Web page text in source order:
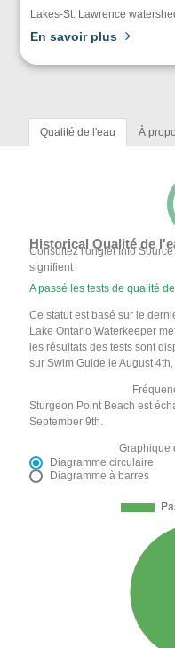
Lakes-St. Lawrence
En savoir plus
Qualité de l'eau À
Historical Qualité de
Consultez l'onglet Info
signifient
A passé les tests de qualité
Ce statut est basé sur le
Lake Ontario Waterkeeper
les résultats des tests sont
sur Swim Guide le August
Sturgeon Point Beach est
September 9th.
Graphique
Diagramme circulaire
Diagramme à barres